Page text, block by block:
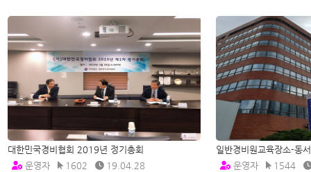
대한민국경비협회 2019년 정기총회
운영자
1602 19.04.28
일반경비원교육장소-동
운영자
1544